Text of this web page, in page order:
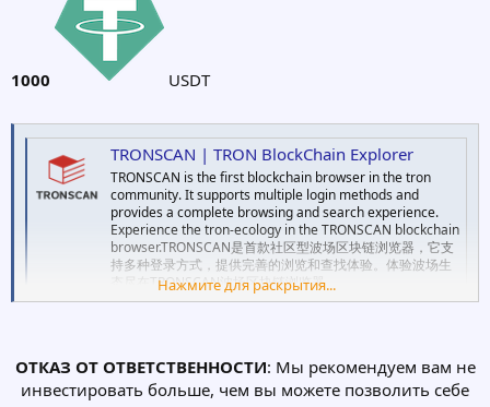
1000 USDT
TRONSCAN | TRON BlockChain Explorer
TRONSCAN is the first blockchain browser in the tron
community. It supports multiple login methods and
provides a complete browsing and search experience.
Experience the tron-ecology in the TRONSCAN blockchain
browser.TRONSCAN是首款社区型波场区块链浏览器，它支
持多种登录方式，提供完善的浏览和查找体验。体验波场生
态尽在TRONSCAN波场区块链浏览器。
tronscan.org
Нажмите для раскрытия...
ОТКАЗ ОТ ОТВЕТСТВЕННОСТИ: Мы рекомендуем вам не
инвестировать больше, чем вы можете позволить себе